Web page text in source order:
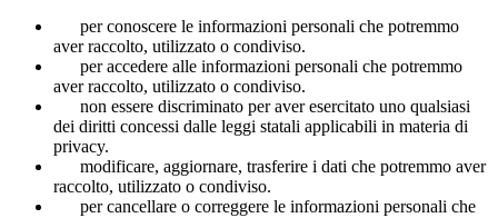
per conoscere le informazioni personali che potremmo
aver raccolto, utilizzato o condiviso.
per accedere alle informazioni personali che potremmo
aver raccolto, utilizzato o condiviso.
non essere discriminato per aver esercitato uno qualsiasi
dei diritti concessi dalle leggi statali applicabili in materia di
privacy.
modificare, aggiornare, trasferire i dati che potremmo aver
raccolto, utilizzato o condiviso.
per cancellare o correggere le informazioni personali che